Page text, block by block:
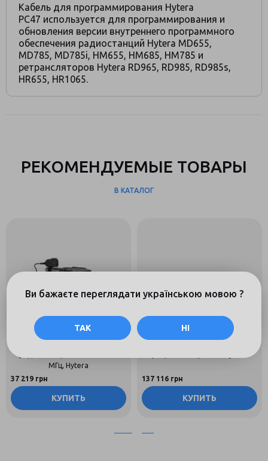
Кабель для программирования Hytera
PC47 используется для программирования и
обновления версии внутреннего программного
обеспечения радиостанций Hytera MD655,
MD785, MD785i, HM655, HM685, HM785 и
ретрансляторов Hytera RD965, RD985, RD985s,
HR655, HR1065.
РЕКОМЕНДУЕМЫЕ ТОВАРЫ
В КАТАЛОГ
МГц, Hytera
Нет отзывов
37 219 грн
КУПИТЬ
137 116 грн
КУПИТЬ
Ви бажаєте переглядати українською мовою ?
ТАК НІ